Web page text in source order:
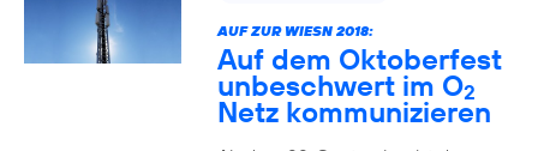
AUF ZUR WIESN 2018:
Auf dem Oktoberfest
unbeschwert im O2
Netz kommunizieren